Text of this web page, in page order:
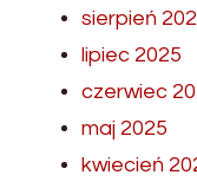
sierpień
lipiec 2025
czerwiec
maj 2025
kwiecień